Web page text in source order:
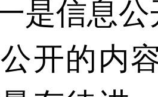
是信息
开的内